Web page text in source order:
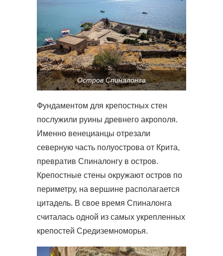
Остров Спиналонга
Фундаментом для крепостных стен
послужили руины древнего акрополя.
Именно венецианцы отрезали
северную часть полуострова от Крита,
превратив Спиналонгу в остров.
Крепостные стены окружают остров по
периметру, на вершине располагается
цитадель. В свое время Спиналонга
считалась одной из самых укрепленных
крепостей Средиземноморья.